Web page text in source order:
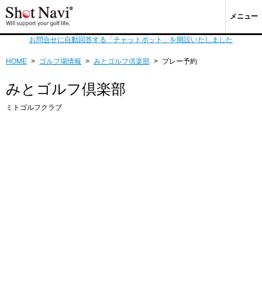
メニュー
お問合せに自動回答する「チャットボット」を開設いたしました
HOME > ゴルフ場情報 > みとゴルフ倶楽部 > プレー予約
みとゴルフ倶楽部
ミトゴルフクラブ